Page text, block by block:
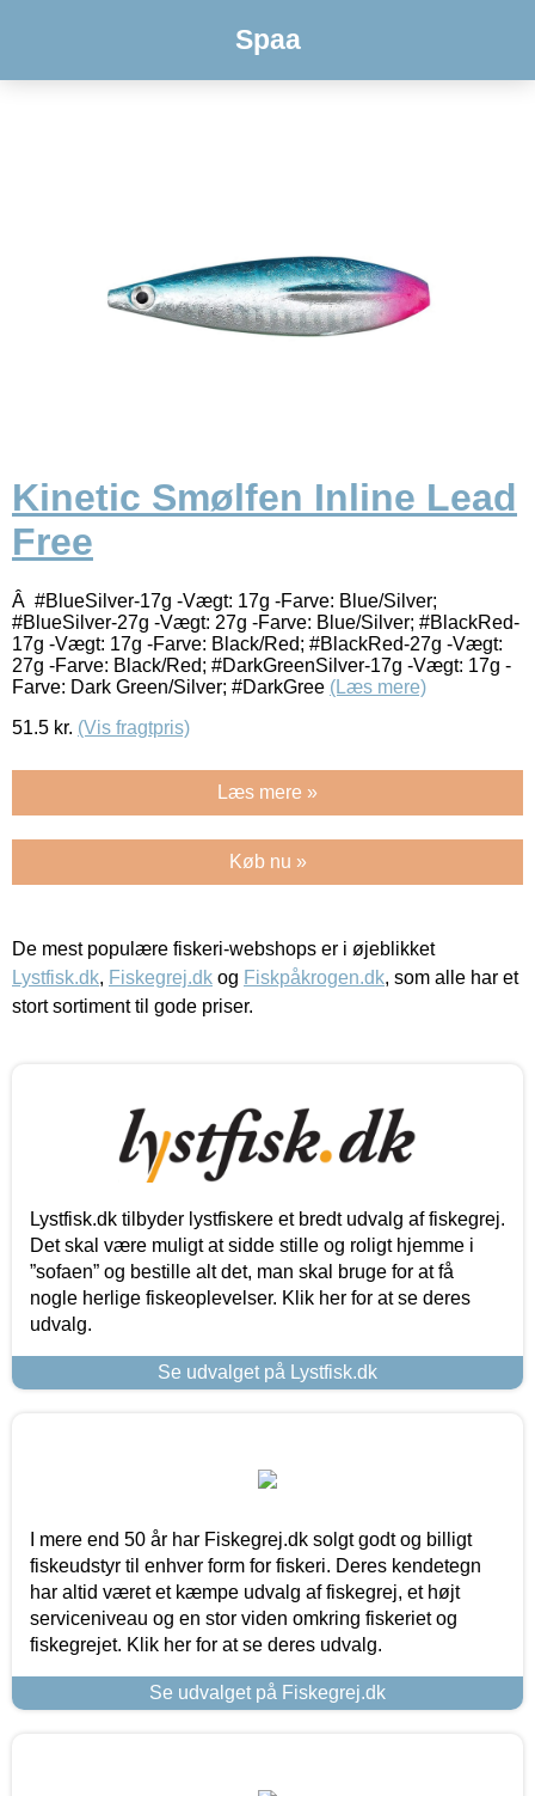
Spaa
Kinetic Smølfen Inline Lead
Free
Â #BlueSilver-17g -Vægt: 17g -Farve: Blue/Silver;
#BlueSilver-27g -Vægt: 27g -Farve: Blue/Silver; #BlackRed-
17g -Vægt: 17g -Farve: Black/Red; #BlackRed-27g -Vægt:
27g -Farve: Black/Red; #DarkGreenSilver-17g -Vægt: 17g -
Farve: Dark Green/Silver; #DarkGree (Læs mere)
51.5 kr. (Vis fragtpris)
Læs mere »
Køb nu »
De mest populære fiskeri-webshops er i øjeblikket
Lystfisk.dk, Fiskegrej.dk og Fiskpåkrogen.dk, som alle har et
stort sortiment til gode priser.
Lystfisk.dk tilbyder lystfiskere et bredt udvalg af fiskegrej.
Det skal være muligt at sidde stille og roligt hjemme i
”sofaen” og bestille alt det, man skal bruge for at få
nogle herlige fiskeoplevelser. Klik her for at se deres
udvalg.
Se udvalget på Lystfisk.dk
I mere end 50 år har Fiskegrej.dk solgt godt og billigt
fiskeudstyr til enhver form for fiskeri. Deres kendetegn
har altid været et kæmpe udvalg af fiskegrej, et højt
serviceniveau og en stor viden omkring fiskeriet og
fiskegrejet. Klik her for at se deres udvalg.
Se udvalget på Fiskegrej.dk